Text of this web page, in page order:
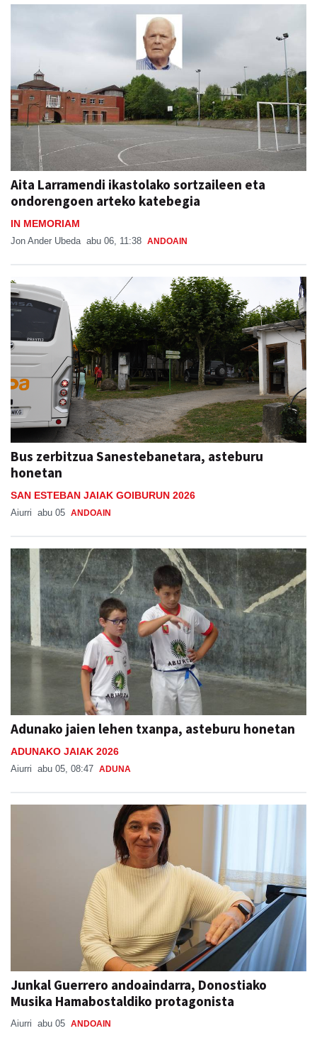
Aita Larramendi ikastolako sortzaileen eta
ondorengoen arteko katebegia
IN MEMORIAM
Jon Ander Ubeda abu 06, 11:38 ANDOAIN
Bus zerbitzua Sanestebanetara, asteburu
honetan
SAN ESTEBAN JAIAK GOIBURUN 2026
Aiurri abu 05 ANDOAIN
Adunako jaien lehen txanpa, asteburu honetan
ADUNAKO JAIAK 2026
Aiurri abu 05, 08:47 ADUNA
Junkal Guerrero andoaindarra, Donostiako
Musika Hamabostaldiko protagonista
Aiurri abu 05 ANDOAIN